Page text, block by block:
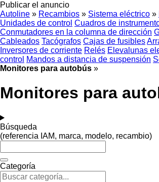
Publicar el anuncio
Autoline » Recambios » Sistema eléctrico »
Unidades de control Cuadros de
Conmutadores en la columna de dirección
Cableados Tacógrafos Cajas de fusibles
Inversores de corriente Relés Elevalunas
control Mandos a distancia de suspensión
Monitores para autobús »
Monitores para
Búsqueda
(referencia IAM, marca, modelo, recambio)
Categoría